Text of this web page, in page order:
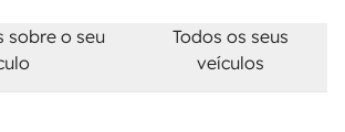
sobre o seu
Todos os seus
veículos